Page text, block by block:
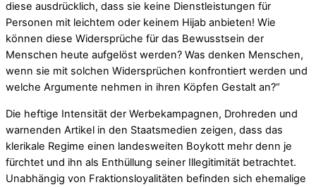
diese ausdrücklich, dass sie keine Dienstleistungen für
Personen mit leichtem oder keinem Hijab anbieten! Wie
können diese Widersprüche für das Bewusstsein der
Menschen heute aufgelöst werden? Was denken Menschen,
wenn sie mit solchen Widersprüchen konfrontiert werden und
welche Argumente nehmen in ihren Köpfen Gestalt an?“
Die heftige Intensität der Werbekampagnen, Drohreden und
warnenden Artikel in den Staatsmedien zeigen, dass das
klerikale Regime einen landesweiten Boykott mehr denn je
fürchtet und ihn als Enthüllung seiner Illegitimität betrachtet.
Unabhängig von Fraktionsloyalitäten befinden sich ehemalige